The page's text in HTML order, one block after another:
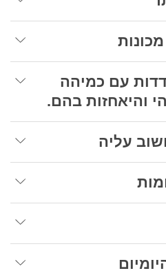
עם כמיהה
והיאחזות בהם.
עליה